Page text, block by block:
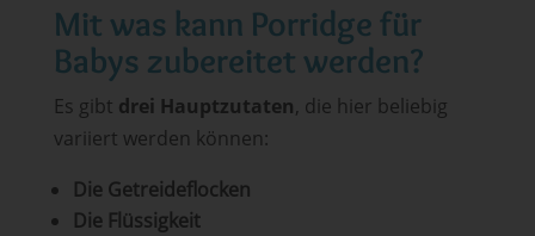
Mit was kann Porridge für
Babys zubereitet werden?
Es gibt drei Hauptzutaten, die hier beliebig
variiert werden können:
Die Getreideflocken
Die Flüssigkeit